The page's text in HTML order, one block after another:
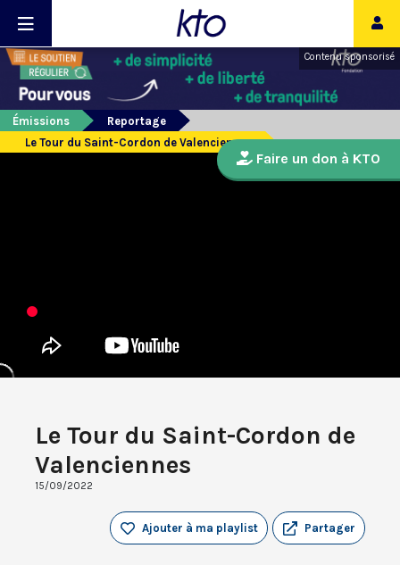
Contenu sponsorisé
Émissions
Reportage
Le Tour du Saint-Cordon de Valenciennes
Le Tour du Saint-Cordon de
Valenciennes
15/09/2022
Partager
Ajouter à ma playlist
Faire un don à KTO